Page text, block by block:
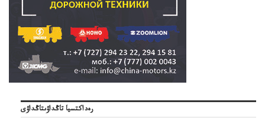
رەداكتسيا تاڭداۋىتاڭداۋى